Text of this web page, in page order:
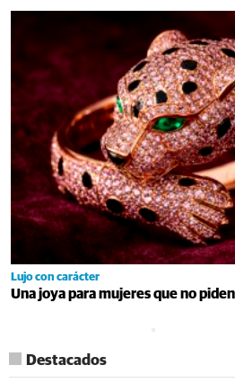
Lujo con carácter
Una joya para mujeres que no
Destacados